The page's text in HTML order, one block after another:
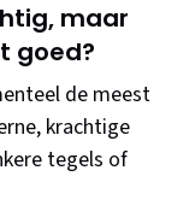
maar
goed?
de meest
krachtige
tegels of